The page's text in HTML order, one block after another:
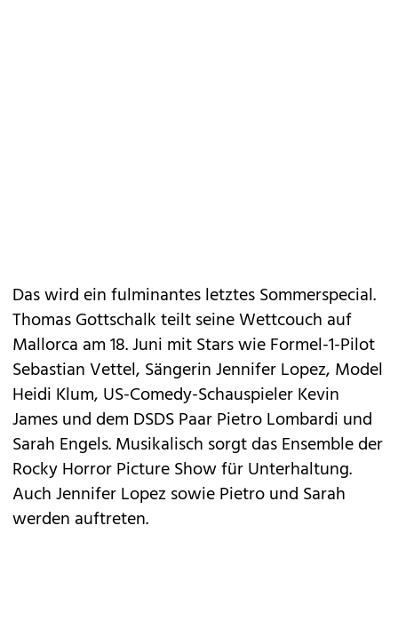
Das wird ein fulminantes letztesSommerspecial.
ThomasGottschalkteilt seine Wettcouch auf
Mallorca am 18. Juni mit Stars wie Formel-1-Pilot
Sebastian Vettel, Sängerin Jennifer Lopez, Model
Heidi Klum, US-Comedy-Schauspieler Kevin
James und dem DSDS Paar Pietro Lombardi und
Sarah Engels. Musikalisch sorgt das Ensemble der
Rocky Horror Picture Show für Unterhaltung.
Auch Jennifer Lopez sowie Pietro und Sarah
werden auftreten.